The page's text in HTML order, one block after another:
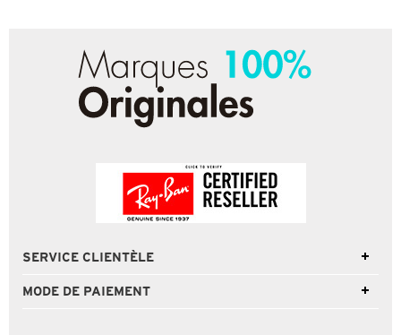
SERVICE CLIENTÈLE
MODE DE PAIEMENT